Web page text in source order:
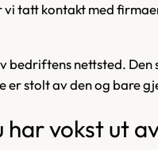
vi tatt kontakt med
bedriftens nettsted.
er stolt av den og bare
vokst ut